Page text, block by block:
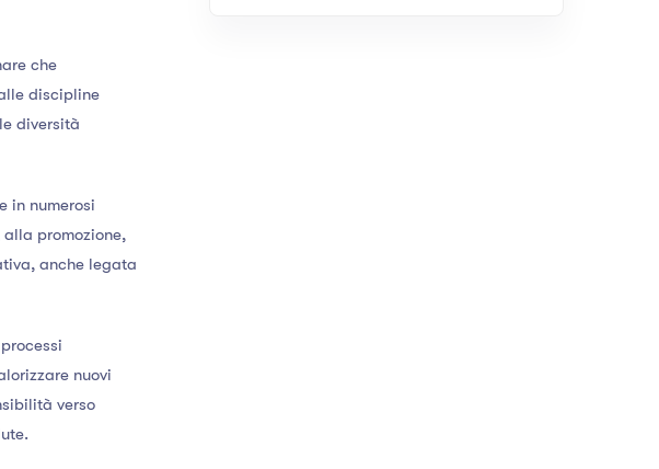
che
discipline
diversità
in numerosi
promozione,
anche legata
nuovi
verso